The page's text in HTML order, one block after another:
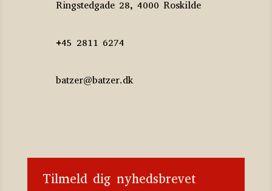
Ringstedgade 28, 4000 Roskilde
+45 2811 6274
batzer@batzer.dk
Tilmeld dig nyhedsbrevet